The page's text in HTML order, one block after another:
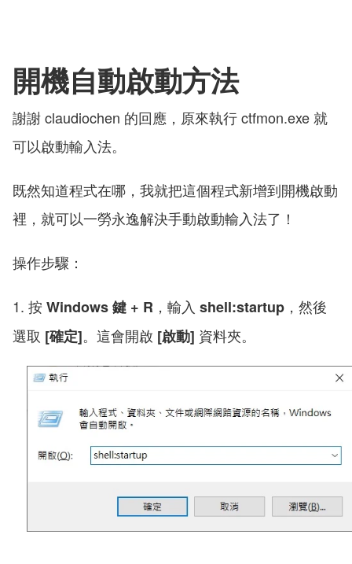
開機自動啟動方法
謝謝 claudiochen 的回應，原來執行 ctfmon.exe 就
可以啟動輸入法。
既然知道程式在哪，我就把這個程式新增到開機啟動
裡，就可以一勞永逸解決手動啟動輸入法了！
操作步驟：
1. 按 Windows 鍵 + R ，輸入 shell:startup，然後
選取 [確定]。這會開啟 [啟動] 資料夾。